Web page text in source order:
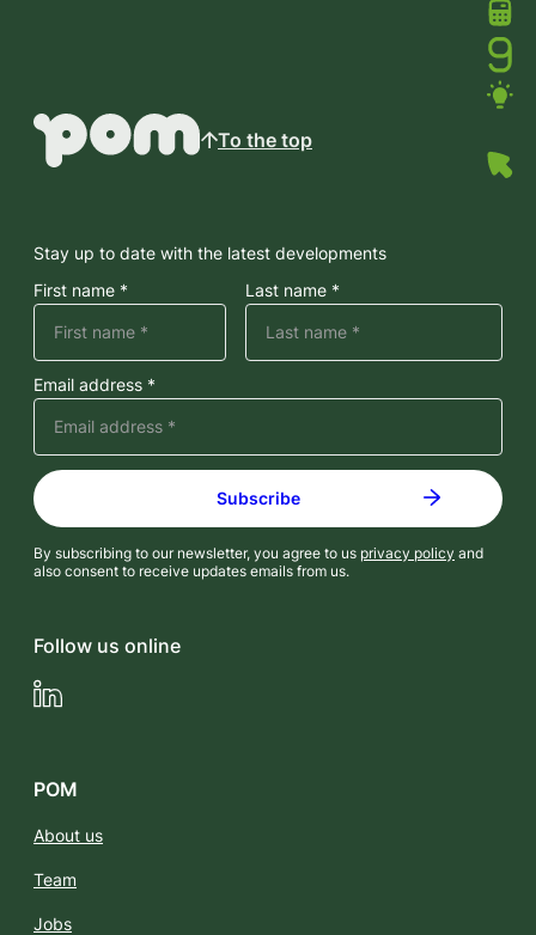
To the top
Stay up to date with the latest developments
First name *
Last name *
Email address *
By subscribing to our newsletter, you agree to us privacy policy and
also consent to receive updates emails from us.
Follow us online
LinkedIn
POM
About us
Team
Jobs